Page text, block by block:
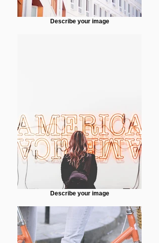
Describe your image
Describe your image